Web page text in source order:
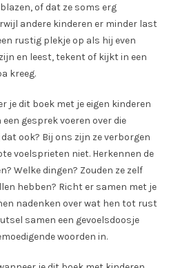
of dat ze soms erg
andere kinderen er minder last
rustig plekje op als hij even
en leest, tekent of kijkt in een
kreeg.
je dit boek met je eigen kinderen
gesprek voeren over die
ook? Bij ons zijn ze verborgen
voelsprieten niet. Herkennen de
Welke dingen? Zouden ze zelf
hebben? Richt er samen met je
nadenken over wat hen tot rust
samen een gevoelsdoosje
woorden in.